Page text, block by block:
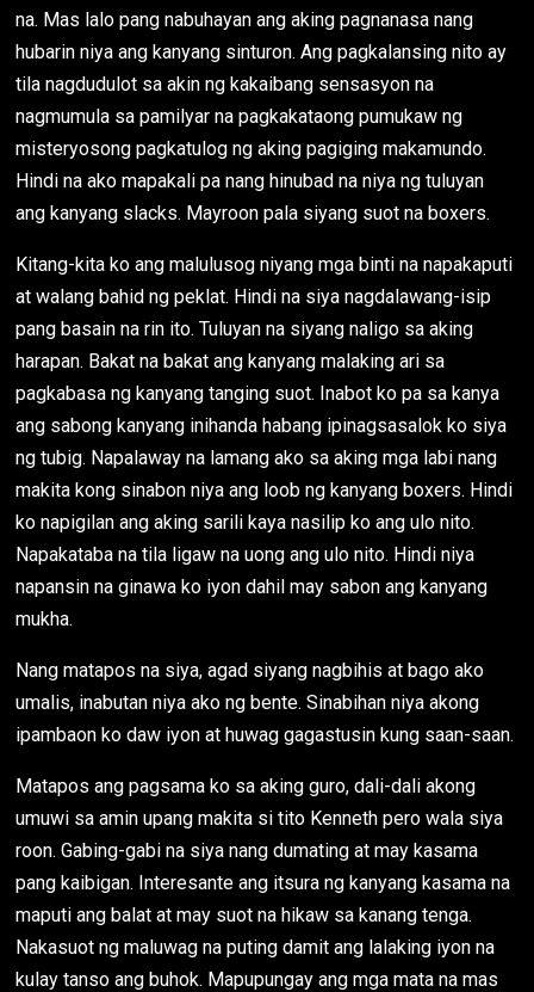
na. Mas lalo pang nabuhayan ang aking pagnanasa nang
hubarin niya ang kanyang sinturon. Ang pagkalansing nito ay
tila nagdudulot sa akin ng kakaibang sensasyon na
nagmumula sa pamilyar na pagkakataong pumukaw ng
misteryosong pagkatulog ng aking pagiging makamundo.
Hindi na ako mapakali pa nang hinubad na niya ng tuluyan
ang kanyang slacks. Mayroon pala siyang suot na boxers.
Kitang-kita ko ang malulusog niyang mga binti na napakaputi
at walang bahid ng peklat. Hindi na siya nagdalawang-isip
pang basain na rin ito. Tuluyan na siyang naligo sa aking
harapan. Bakat na bakat ang kanyang malaking ari sa
pagkabasa ng kanyang tanging suot. Inabot ko pa sa kanya
ang sabong kanyang inihanda habang ipinagsasalok ko siya
ng tubig. Napalaway na lamang ako sa aking mga labi nang
makita kong sinabon niya ang loob ng kanyang boxers. Hindi
ko napigilan ang aking sarili kaya nasilip ko ang ulo nito.
Napakataba na tila ligaw na uong ang ulo nito. Hindi niya
napansin na ginawa ko iyon dahil may sabon ang kanyang
mukha.
Nang matapos na siya, agad siyang nagbihis at bago ako
umalis, inabutan niya ako ng bente. Sinabihan niya akong
ipambaon ko daw iyon at huwag gagastusin kung saan-saan.
Matapos ang pagsama ko sa aking guro, dali-dali akong
umuwi sa amin upang makita si tito Kenneth pero wala siya
roon. Gabing-gabi na siya nang dumating at may kasama
pang kaibigan. Interesante ang itsura ng kanyang kasama na
maputi ang balat at may suot na hikaw sa kanang tenga.
Nakasuot ng maluwag na puting damit ang lalaking iyon na
kulay tanso ang buhok. Mapupungay ang mga mata na mas